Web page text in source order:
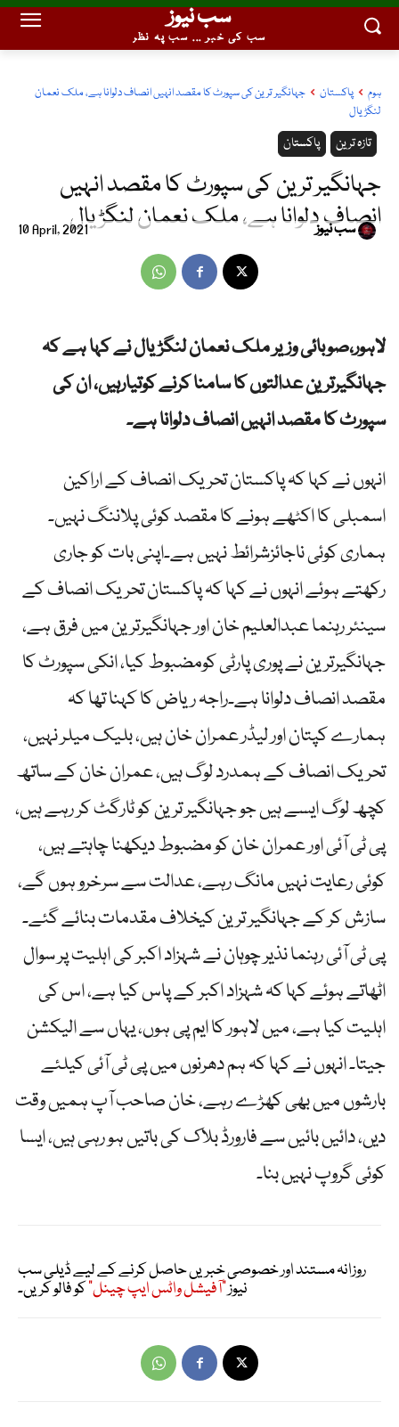
سب نیوز
سب کی خبر ... سب پہ نظر
ہوم پاکستان
جہانگیر ترین کی سپورٹ کا مقصد انہیں انصاف دلوانا ہے، ملک نعمان
لنگڑیال
پاکستان تازہ ترین
جہانگیر ترین کی سپورٹ کا مقصد انہیں
انصاف دلوانا ہے، ملک نعمان لنگڑیال10 April, 2021 سب نیوز
لاہور،صوبائی وزیر ملک نعمان لنگڑیال نے کہا ہے کہ
جہانگیرترین عدالتوں کا سامنا کرنے کوتیارہیں، ان کی
سپورٹ کا مقصد انہیں انصاف دلوانا ہے۔
انہوں نے کہا کہ پاکستان تحریک انصاف کے اراکین
اسمبلی کا اکٹھے ہونے کا مقصد کوئی پلاننگ نہیں۔
ہماری کوئی ناجائزشرائط نہیں ہے۔اپنی بات کو جاری
رکھتے ہوئے انہوں نے کہا کہ پاکستان تحریک انصاف کے
سینئر رہنما عبدالعلیم خان اور جہانگیرترین میں فرق ہے،
جہانگیرترین نے پوری پارٹی کومضبوط کیا، انکی سپورٹ کا
مقصد انصاف دلوانا ہے۔راجہ ریاض کا کہنا تھا کہ
ہمارے کپتان اور لیڈر عمران خان ہیں، بلیک میلر نہیں،
تحریک انصاف کے ہمدرد لوگ ہیں، عمران خان کے ساتھ
کچھ لوگ ایسے ہیں جو جہانگیر ترین کو ٹارگٹ کر رہے ہیں،
پی ٹی آئی اور عمران خان کو مضبوط دیکھنا چاہتے ہیں،
کوئی رعایت نہیں مانگ رہے، عدالت سے سرخرو ہوں گے،
سازش کر کے جہانگیر ترین کیخلاف مقدمات بنائے گئے۔
پی ٹی آئی رہنما نذیر چوہان نے شہزاد اکبر کی اہلیت پر سوال
اٹھاتے ہوئے کہا کہ شہزاد اکبر کے پاس کیا ہے، اس کی
اہلیت کیا ہے، میں لاہور کا ایم پی ہوں، یہاں سے الیکشن
جیتا۔ انہوں نے کہا کہ ہم دھرنوں میں پی ٹی آئی کیلئے
بارشوں میں بھی کھڑے رہے، خان صاحب آپ ہمیں وقت
دیں، دائیں بائیں سے فارورڈ بلاک کی باتیں ہو رہی ہیں، ایسا
کوئی گروپ نہیں بنا۔
روزانہ مستند اور خصوصی خبریں حاصل کرنے کے لیے ڈیلی سب
نیوز"آفیشل واٹس ایپ چینل"کو فالو کریں۔